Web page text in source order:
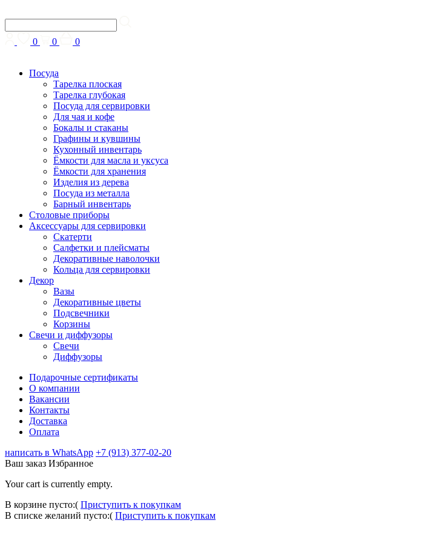
0 0 0
Посуда
Тарелка плоская
Тарелка глубокая
Посуда для сервировки
Для чая и кофе
Бокалы и стаканы
Графины и кувшины
Кухонный инвентарь
Ёмкости для масла и уксуса
Ёмкости для хранения
Изделия из дерева
Посуда из металла
Барный инвентарь
Столовые приборы
Аксессуары для сервировки
Скатерти
Cалфетки и плейсматы
Декоративные наволочки
Кольца для сервировки
Декор
Вазы
Декоративные цветы
Подсвечники
Корзины
Свечи и диффузоры
Свечи
Диффузоры
Подарочные сертификаты
О компании
Вакансии
Контакты
Доставка
Оплата
написать в WhatsApp +7 (913) 377-02-20
Ваш заказ Избранное
Your cart is currently empty.
В корзине пусто:( Приступить к покупкам
В списке желаний пусто:( Приступить к покупкам